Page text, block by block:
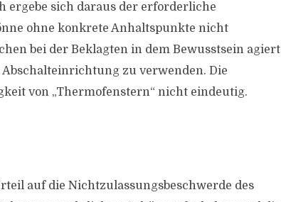
sich daraus der erforderliche
ohne konkrete Anhaltspunkte nicht
bei der Beklagten in dem Bewusstsein agiert
zu verwenden. Die
von „Thermofenstern“ nicht eindeutig.
auf die Nichtzulassungsbeschwerde des